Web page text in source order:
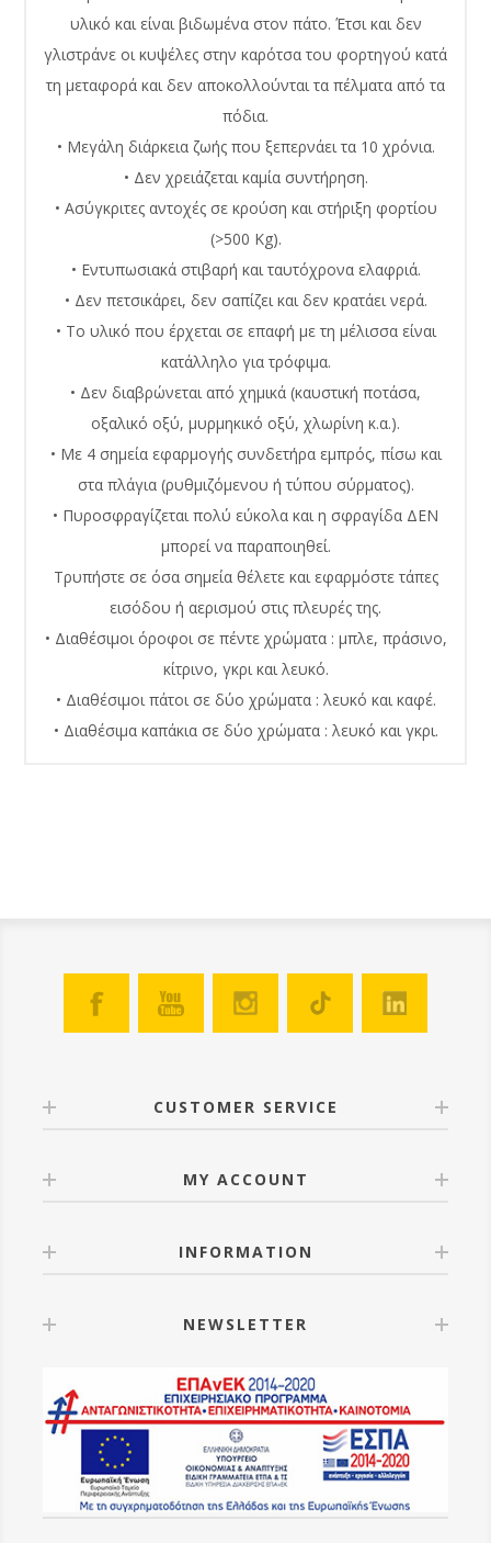
υλικό και είναι βιδωμένα στον πάτο. Έτσι και δεν
γλιστράνε οι κυψέλες στην καρότσα του φορτηγού κατά
τη μεταφορά και δεν αποκολλούνται τα πέλματα από τα
πόδια.
• Μεγάλη διάρκεια ζωής που ξεπερνάει τα 10 χρόνια.
• Δεν χρειάζεται καμία συντήρηση.
• Ασύγκριτες αντοχές σε κρούση και στήριξη φορτίου
(>500 Kg).
• Εντυπωσιακά στιβαρή και ταυτόχρονα ελαφριά.
• Δεν πετσικάρει, δεν σαπίζει και δεν κρατάει νερά.
• Το υλικό που έρχεται σε επαφή με τη μέλισσα είναι
κατάλληλο για τρόφιμα.
• Δεν διαβρώνεται από χημικά (καυστική ποτάσα,
οξαλικό οξύ, μυρμηκικό οξύ, χλωρίνη κ.α.).
• Με 4 σημεία εφαρμογής συνδετήρα εμπρός, πίσω και
στα πλάγια (ρυθμιζόμενου ή τύπου σύρματος).
• Πυροσφραγίζεται πολύ εύκολα και η σφραγίδα ΔΕΝ
μπορεί να παραποιηθεί.
Τρυπήστε σε όσα σημεία θέλετε και εφαρμόστε τάπες
εισόδου ή αερισμού στις πλευρές της.
• Διαθέσιμοι όροφοι σε πέντε χρώματα : μπλε, πράσινο,
κίτρινο, γκρι και λευκό.
• Διαθέσιμοι πάτοι σε δύο χρώματα : λευκό και καφέ.
• Διαθέσιμα καπάκια σε δύο χρώματα : λευκό και γκρι.
CUSTOMER SERVICE
MY ACCOUNT
INFORMATION
NEWSLETTER